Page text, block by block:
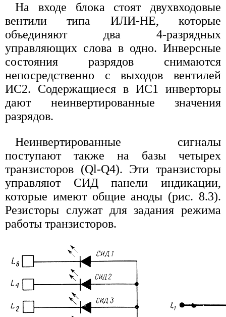
На входе блока стоят двухвходовые
вентили типа ИЛИ-НЕ, которые
объединяют два 4-разрядных
управляющих слова в одно. Инверсные
состояния разрядов снимаются
непосредственно с выходов вентилей
ИС2. Содержащиеся в ИС1 инверторы
дают неинвертированные значения
разрядов.
Неинвертированные сигналы
поступают также на базы четырех
транзисторов (Ql-Q4). Эти транзисторы
управляют СИД панели индикации,
которые имеют общие аноды (рис. 8.3).
Резисторы служат для задания режима
работы транзисторов.